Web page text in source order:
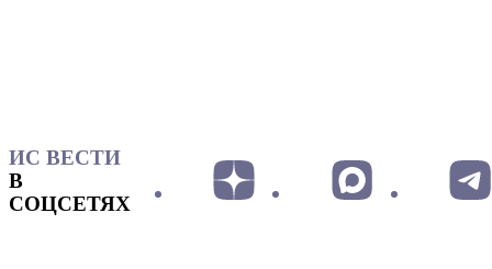
ИС ВЕСТИ
В
СОЦСЕТЯХ